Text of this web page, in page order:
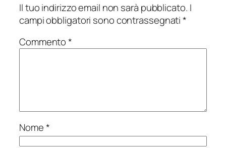
Il tuo indirizzo email non sarà pubblicato. I
campi obbligatori sono contrassegnati*
Commento*
Nome*